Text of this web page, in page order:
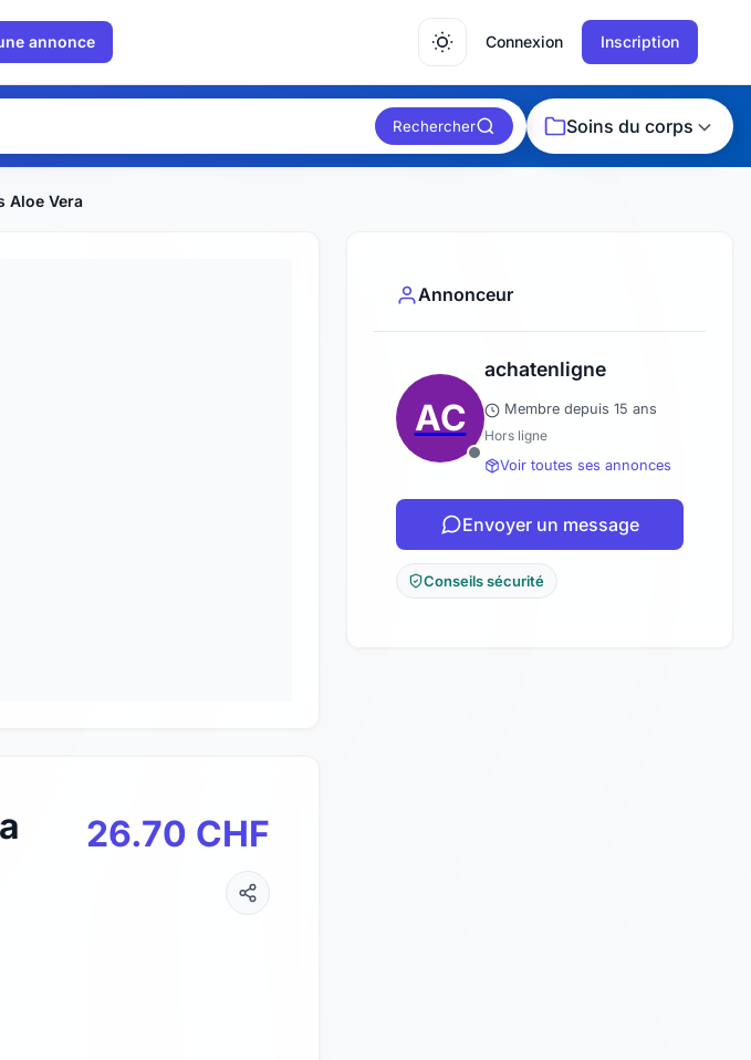
annonce Connexion Inscription
Rechercher Soins du corps
Aloe Vera
26.70 CHF
Annonceur
AC
achatenligne
Membre depuis 15 ans
Hors ligne
Voir toutes ses annonces
Envoyer un message
Conseils sécurité